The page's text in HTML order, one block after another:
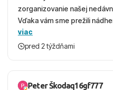
zorganizovanie našej
Vďaka vám sme prežili
ešte dlho s úsmevom
absolútne hladko – od
bola to trefa do čierneho! ​Čo
viac
pred 2 týždňami
Peter Škodaq16gf777